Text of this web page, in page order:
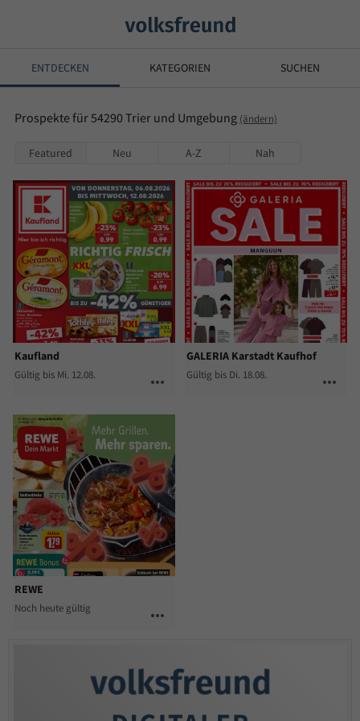
ENTDECKEN KATEGORIEN SUCHEN
Prospekte für 54290 Trier und Umgebung (ändern)
Featured Neu A-Z Nah
Kaufland
Gültig bis Mi. 12.08. more_horiz
GALERIA Karstadt Kaufhof
Gültig bis Di. 18.08. more_horiz
REWE
Noch heute gültig more_horiz